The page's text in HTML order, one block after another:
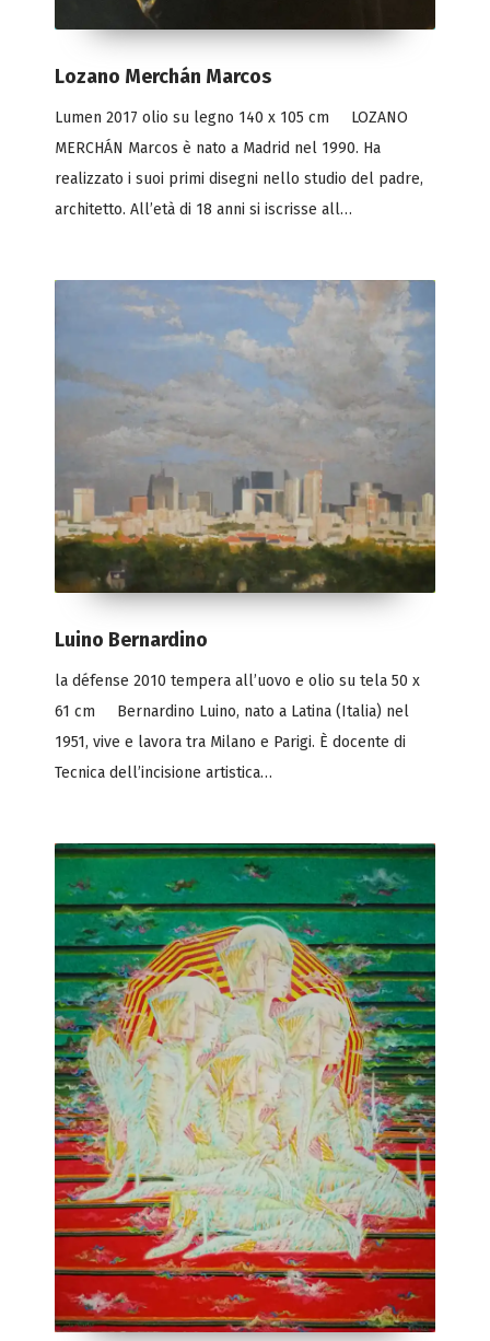
Lozano Merchán Marcos
Lumen 2017 olio su legno 140 x 105 cm LOZANO
MERCHÁN Marcos è nato a Madrid nel 1990. Ha
realizzato i suoi primi disegni nello studio del padre,
architetto. All’età di 18 anni si iscrisse all…
Luino Bernardino
la défense 2010 tempera all’uovo e olio su tela 50 x
61 cm Bernardino Luino, nato a Latina (Italia) nel
1951, vive e lavora tra Milano e Parigi. È docente di
Tecnica dell’incisione artistica…